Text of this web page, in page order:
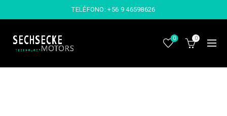
TELÉFONO:+56 9 46598626
0 0